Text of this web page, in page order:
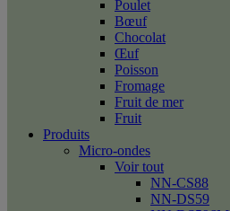
Poulet
Bœuf
Chocolat
Œuf
Poisson
Fromage
Fruit de mer
Fruit
Produits
Micro-ondes
Voir tout
NN-CS88
NN-DS59